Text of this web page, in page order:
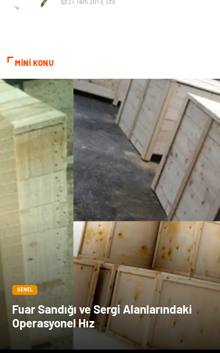
Bakım Aksesuar
Sağlık Haberleri Blogroll
Spor Malzemeleri Hediyelik Eşya
Acil ve İlkyardım
27 Tem 2013, Cts
MİNİ KONU
GENEL
Fuar Sandığı ve Sergi Alanlarındaki
Operasyonel Hız